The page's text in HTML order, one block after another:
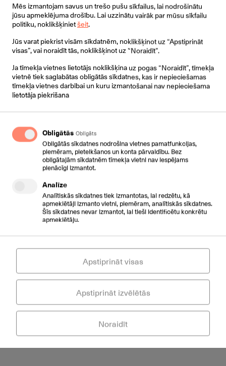
Cloud IVR kalpo kā virtuālā sekretāre, kas nodrošina
iespēju pārvirzīt ienākošos zvanus pa tiešo mēklētajam
darbiniekiem, konkrētiem departamentiem vai jebkuram
jūsu norādītam numuram. Klienti varēs ērtāk sasniegt
Jūsu uzņēmuma darbiniekus arī pēc darba laika beigām.
Viegla IVR konfigurēšana
laikus balss paziņojumiem viegli izmainīt pēc
nepieciešamības. Patstāvīgi to var izdarīt
portālā https://centrex.csc.lv
Saistītie pakalpojumi:
IP telefonija
Mēs izmantojam savus un trešo pušu sīkfailus, lai nodrošinātu
jūsu apmeklējuma drošību. Lai uzzinātu vairāk par mūsu sīkfailu
politiku, noklikšķinietšeit.
Jūs varat piekrist visām sīkdatnēm, noklikšķinot uz “Apstiprināt
visas”, vai noraidīt tās, noklikšķinot uz “Noraidīt”.
Ja tīmekļa vietnes lietotājs noklikšķina uz pogas “Noraidīt”, tīmekļa
vietnē tiek saglabātas obligātās sīkdatnes, kas ir nepieciešamas
tīmekļa vietnes darbībai un kuru izmantošanai nav nepieciešama
lietotāja piekrišana
Obligātās Obligāts
Obligātās sīkdatnes nodrošina vietnes pamatfunkcijas,
piemēram, pieteikšanos un konta pārvaldību. Bez
obligātajām sīkdatnēm tīmekļa vietni nav iespējams
pienācīgi izmantot.
Analīze
Analītiskās sīkdatnes tiek izmantotas, lai redzētu, kā
apmeklētāji izmanto vietni, piemēram, analītiskās sīkdatnes.
Šīs sīkdatnes nevar izmantot, lai tieši identificētu konkrētu
apmeklētāju.
Noraidīt
Apstiprināt izvēlētās
Apstiprināt visas